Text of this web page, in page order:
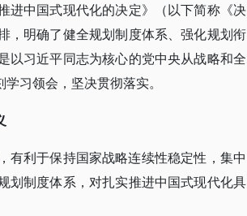
进中国式现代化的决定》（以下简称《决
，明确了健全规划制度体系、强化规划衔
以习近平同志为核心的党中央从战略和全
习领会，坚决贯彻落实。
有利于保持国家战略连续性稳定性，集中
划制度体系，对扎实推进中国式现代化具